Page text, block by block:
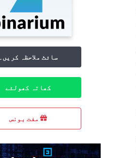
سائٹ ملاحظہ کریں۔
کھاتہ کھولئے
مفت بونس